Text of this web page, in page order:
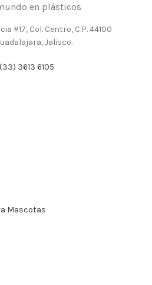
en plásticos
#17, Col. Centro, C.P. 44100
Jalisco.
3613 6105
Mascotas